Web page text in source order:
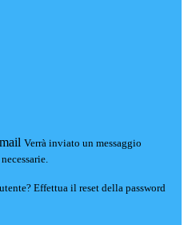
Verrà inviato un messaggio
Effettua il reset della password